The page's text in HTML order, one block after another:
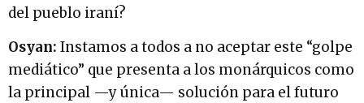
del pueblo iraní?
Osyan: Instamos a todos a no aceptar este “golpe
mediático” que presenta a los monárquicos como
la principal —y única— solución para el futuro